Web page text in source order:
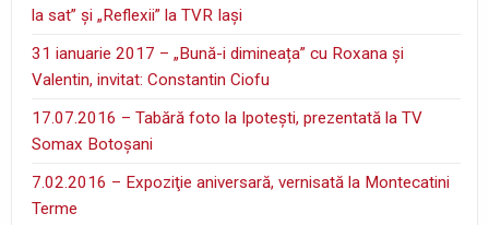
la sat” şi „Reflexii” la TVR Iaşi
31 ianuarie 2017 – „Bună-i dimineața” cu Roxana și
Valentin, invitat: Constantin Ciofu
17.07.2016 – Tabără foto la Ipoteşti, prezentată la TV
Somax Botoşani
7.02.2016 – Expoziţie aniversară, vernisată la Montecatini
Terme